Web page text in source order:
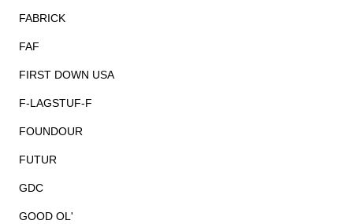
FABRICK
FAF
FIRST DOWN USA
F-LAGSTUF-F
FOUNDOUR
FUTUR
GDC
GOOD OL'